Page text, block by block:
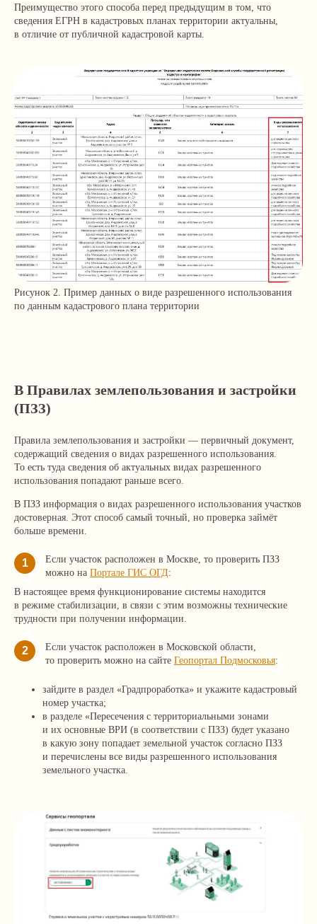
Преимущество этого способа перед предыдущим в том, что
сведения ЕГРН в кадастровых планах территории актуальны,
в отличие от публичной кадастровой карты.
Рисунок 2. Пример данных о виде разрешенного использования
по данным кадастрового плана территории
В Правилах землепользования и застройки
(ПЗЗ)
Правила землепользования и застройки — первичный документ,
содержащий сведения о видах разрешенного использования.
То есть туда сведения об актуальных видах разрешенного
использования попадают раньше всего.
В ПЗЗ информация о видах разрешенного использования участков
достоверная. Этот способ самый точный, но проверка займёт
больше времени.
1
Если участок расположен в Москве, то проверить ПЗЗ
можно на Портале ГИС ОГД:
В настоящее время функционирование системы находится
в режиме стабилизации, в связи с этим возможны технические
трудности при получении информации.
2
Если участок расположен в Московской области,
то проверить можно на сайте Геопортал Подмосковья:
зайдите в раздел «Градпроработка» и укажите кадастровый
номер участка;
в разделе «Пересечения с территориальными зонами
и их основные ВРИ (в соответствии с ПЗЗ) будет указано
в какую зону попадает земельной участок согласно ПЗЗ
и перечислены все виды разрешенного использования
земельного участка.